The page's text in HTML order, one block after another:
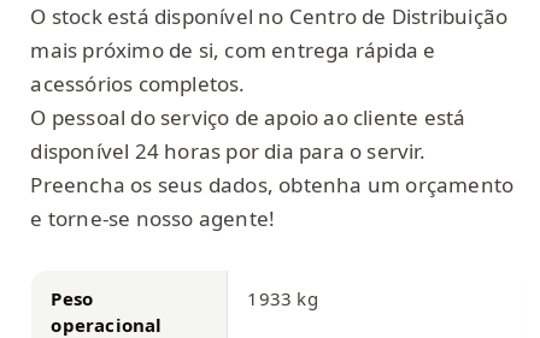
O stock está disponível no Centro de Distribuição
mais próximo de si, com entrega rápida e
acessórios completos.
O pessoal do serviço de apoio ao cliente está
disponível 24 horas por dia para o servir.
Preencha os seus dados, obtenha um orçamento
e torne-se nosso agente!
Peso
operacional
1933 kg